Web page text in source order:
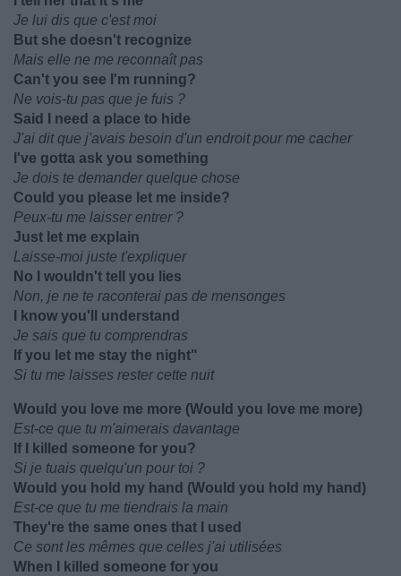
Je lui dis que c'est moi
But she doesn't recognize
Mais elle ne me reconnaît pas
Can't you see I'm running?
Ne vois-tu pas que je fuis ?
Said I need a place to hide
J'ai dit que j'avais besoin d'un endroit pour me cacher
I've gotta ask you something
Je dois te demander quelque chose
Could you please let me inside?
Peux-tu me laisser entrer ?
Just let me explain
Laisse-moi juste t'expliquer
No I wouldn't tell you lies
Non, je ne te raconterai pas de mensonges
I know you'll understand
Je sais que tu comprendras
If you let me stay the night"
Si tu me laisses rester cette nuit
Would you love me more (Would you love me more)
Est-ce que tu m'aimerais davantage
If I killed someone for you?
Si je tuais quelqu'un pour toi ?
Would you hold my hand (Would you hold my hand)
Est-ce que tu me tiendrais la main
They're the same ones that I used
Ce sont les mêmes que celles j'ai utilisées
When I killed someone for you